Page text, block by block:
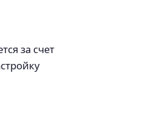
за счет